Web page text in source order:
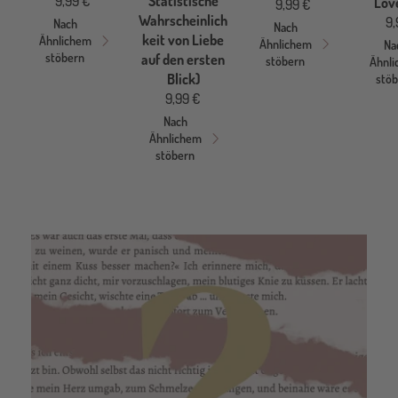
Nach
Ähnlichem
stöbern
Wahrscheinlich
keit von Liebe
auf den ersten
Blick)
9,99 €
Nach
Ähnlichem
stöbern
9,99 €
Nach
Ähnlichem
stöbern